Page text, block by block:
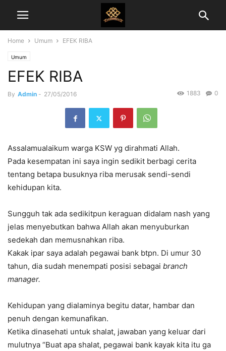
Home Umum EFEK RIBA
Umum
EFEK RIBA
By Admin - 27/05/2016 0
1883
Assalamualaikum warga KSW yg dirahmati Allah.
Pada kesempatan ini saya ingin sedikit berbagi cerita
tentang betapa busuknya riba merusak sendi-sendi
kehidupan kita.
Sungguh tak ada sedikitpun keraguan didalam nash yang
jelas menyebutkan bahwa Allah akan menyuburkan
sedekah dan memusnahkan riba.
Kakak ipar saya adalah pegawai bank btpn. Di umur 30
tahun, dia sudah menempati posisi sebagai branch
manager.
Kehidupan yang dialaminya begitu datar, hambar dan
penuh dengan kemunafikan.
Ketika dinasehati untuk shalat, jawaban yang keluar dari
mulutnya “Buat apa shalat, pegawai bank kayak kita itu ga